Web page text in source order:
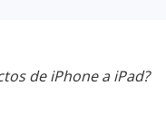
de iPhone a iPad?